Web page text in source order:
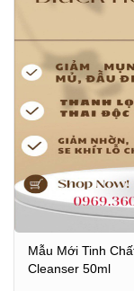
Mẫu Mới Tinh
Cleanser 50ml